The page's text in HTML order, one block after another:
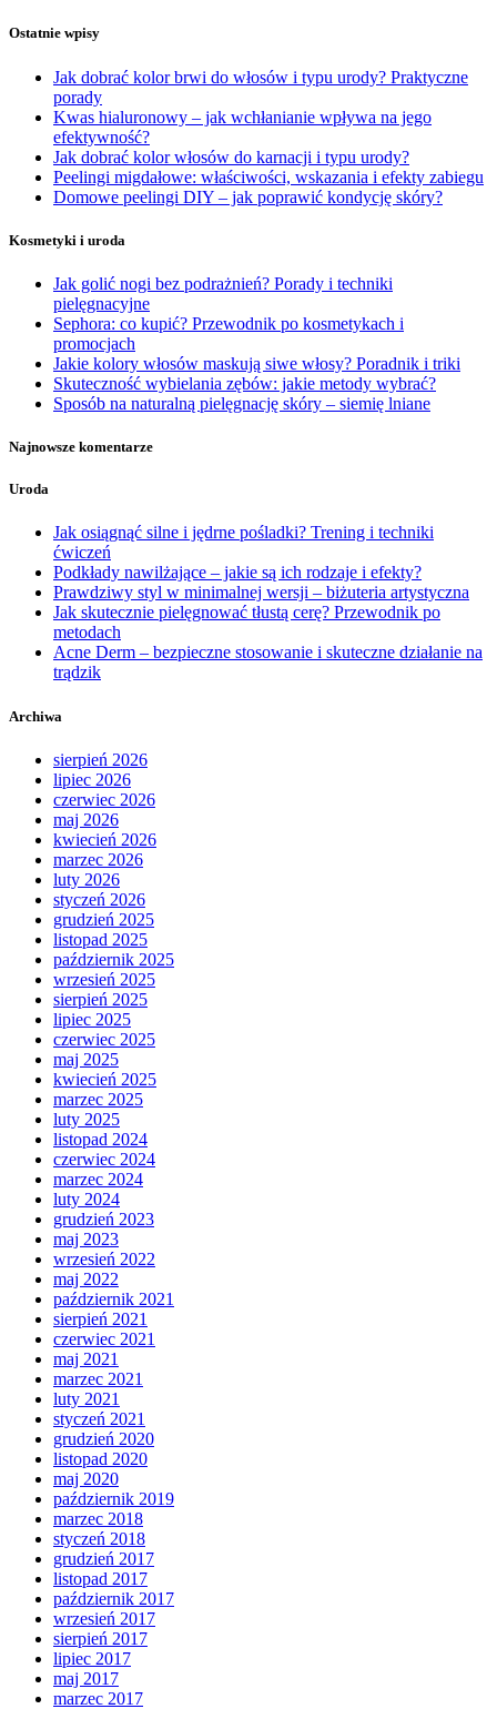
Ostatnie wpisy
Jak dobrać kolor brwi do włosów i typu urody? Praktyczne
porady
Kwas hialuronowy – jak wchłanianie wpływa na jego
efektywność?
Jak dobrać kolor włosów do karnacji i typu urody?
Peelingi migdałowe: właściwości, wskazania i efekty zabiegu
Domowe peelingi DIY – jak poprawić kondycję skóry?
Kosmetyki i uroda
Jak golić nogi bez podrażnień? Porady i techniki
pielęgnacyjne
Sephora: co kupić? Przewodnik po kosmetykach i
promocjach
Jakie kolory włosów maskują siwe włosy? Poradnik i triki
Skuteczność wybielania zębów: jakie metody wybrać?
Sposób na naturalną pielęgnację skóry – siemię lniane
Najnowsze komentarze
Uroda
Jak osiągnąć silne i jędrne pośladki? Trening i techniki
ćwiczeń
Podkłady nawilżające – jakie są ich rodzaje i efekty?
Prawdziwy styl w minimalnej wersji – biżuteria artystyczna
Jak skutecznie pielęgnować tłustą cerę? Przewodnik po
metodach
Acne Derm – bezpieczne stosowanie i skuteczne działanie na
trądzik
Archiwa
sierpień 2026
lipiec 2026
czerwiec 2026
maj 2026
kwiecień 2026
marzec 2026
luty 2026
styczeń 2026
grudzień 2025
listopad 2025
październik 2025
wrzesień 2025
sierpień 2025
lipiec 2025
czerwiec 2025
maj 2025
kwiecień 2025
marzec 2025
luty 2025
listopad 2024
czerwiec 2024
marzec 2024
luty 2024
grudzień 2023
maj 2023
wrzesień 2022
maj 2022
październik 2021
sierpień 2021
czerwiec 2021
maj 2021
marzec 2021
luty 2021
styczeń 2021
grudzień 2020
listopad 2020
maj 2020
październik 2019
marzec 2018
styczeń 2018
grudzień 2017
listopad 2017
październik 2017
wrzesień 2017
sierpień 2017
lipiec 2017
maj 2017
marzec 2017